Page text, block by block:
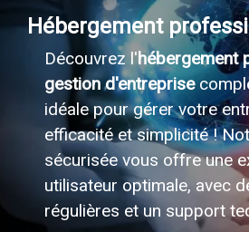
Hébergement
Découvrez l'hébergement
gestion d'entreprise
idéale pour gérer votre
efficacité et simplicité !
sécurisée vous offre une
utilisateur optimale, avec
régulières et un support